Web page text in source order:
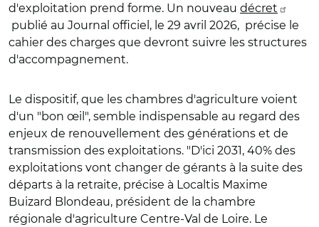
d'exploitation prend forme. Un nouveau décret
publié au Journal officiel, le 29 avril 2026, précise le
cahier des charges que devront suivre les structures
d'accompagnement.
Le dispositif, que les chambres d'agriculture voient
d'un "bon œil", semble indispensable au regard des
enjeux de renouvellement des générations et de
transmission des exploitations. "D'ici 2031, 40% des
exploitations vont changer de gérants à la suite des
départs à la retraite, précise à Localtis Maxime
Buizard Blondeau, président de la chambre
régionale d'agriculture Centre-Val de Loire. Le